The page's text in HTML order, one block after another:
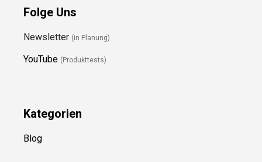
Folge Uns
Newsletter (in Planung)
YouTube (Produkttests)
Kategorien
Blog